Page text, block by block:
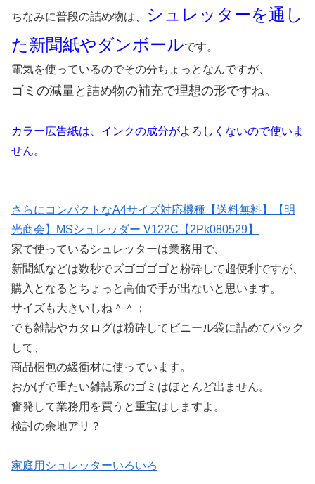
ちなみに普段の詰め物は、
シュレッターを通し
た新聞紙やダンボールです。
電気を使っているのでその分ちょっとなんですが、
ゴミの減量と詰め物の補充で理想の形ですね。
カラー広告紙は、インクの成分がよろしくないので使いま
せん。
さらにコンパクトなA4サイズ対応機種【送料無料】【明
光商会】MSシュレッダー V122C【2Pk080529】
家で使っているシュレッターは業務用で、
新聞紙などは数秒でズゴゴゴゴと粉砕して超便利ですが、
購入となるとちょっと高価で手が出ないと思います。
サイズも大きいしね＾＾；
でも雑誌やカタログは粉砕してビニール袋に詰めてパック
して、
商品梱包の緩衝材に使っています。
おかげで重たい雑誌系のゴミはほとんど出ません。
奮発して業務用を買うと重宝はしますよ。
検討の余地アリ？
家庭用シュレッターいろいろ